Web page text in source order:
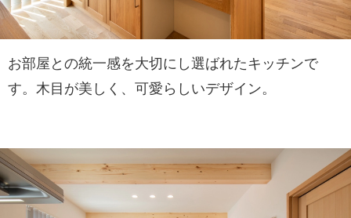
お部屋との統一感を大切にし選ばれたキッチンで
す。木目が美しく、可愛らしいデザイン。